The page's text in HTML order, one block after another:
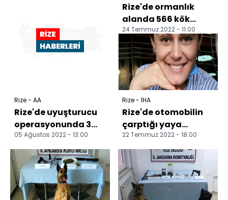
Rize - AA
Rize'de uyuşturucu
operasyonunda 3
şüpheli yakalandı
05 Ağustos 2022 - 13:00
Rize'de ormanlık
alanda 566 kök
kenevir ele geçirildi
24 Temmuz 2022 - 11:00
Rize - İHA
Rize'de otomobilin
çarptığı yaya
hayatını kaybetti
22 Temmuz 2022 - 18:00